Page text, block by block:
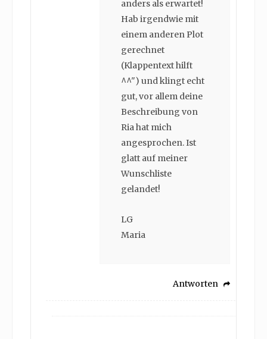
anders als erwartet!
Hab irgendwie mit
einem anderen Plot
gerechnet
(Klappentext hilft
^^") und klingt echt
gut, vor allem deine
Beschreibung von
Ria hat mich
angesprochen. Ist
glatt auf meiner
Wunschliste
gelandet!
LG
Maria
Antworten